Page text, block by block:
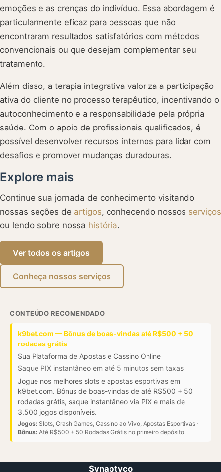
emoções e as crenças do indivíduo. Essa abordagem é
particularmente eficaz para pessoas que não
encontraram resultados satisfatórios com métodos
convencionais ou que desejam complementar seu
tratamento.
Além disso, a terapia integrativa valoriza a participação
ativa do cliente no processo terapêutico, incentivando o
autoconhecimento e a responsabilidade pela própria
saúde. Com o apoio de profissionais qualificados, é
possível desenvolver recursos internos para lidar com
desafios e promover mudanças duradouras.
Explore mais
Continue sua jornada de conhecimento visitando
nossas seções de artigos, conhecendo nossos serviços
ou lendo sobre nossa história.
Ver todos os artigos
Conheça nossos serviços
CONTEÚDO RECOMENDADO
k9bet.com — Bônus de boas-vindas até R$500 + 50
rodadas grátis
Sua Plataforma de Apostas e Cassino Online
Saque PIX instantâneo em até 5 minutos sem taxas
Jogue nos melhores slots e apostas esportivas em
k9bet.com. Bônus de boas-vindas de até R$500 + 50
rodadas grátis, saque instantâneo via PIX e mais de
3.500 jogos disponíveis.
Jogos: Slots, Crash Games, Cassino ao Vivo, Apostas Esportivas ·
Bônus: Até R$500 + 50 Rodadas Grátis no primeiro depósito
Synaptyco